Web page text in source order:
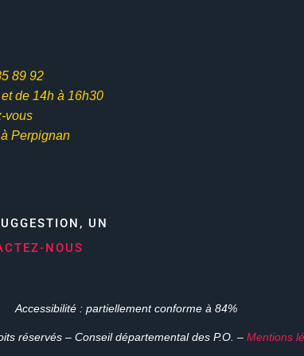
89 92
etde 14h à 16h30
vous
Perpignan
UN
NOUS
Accessibilité : partiellement conforme à 84%
réservés – Conseil départemental des P.O. – Mentions